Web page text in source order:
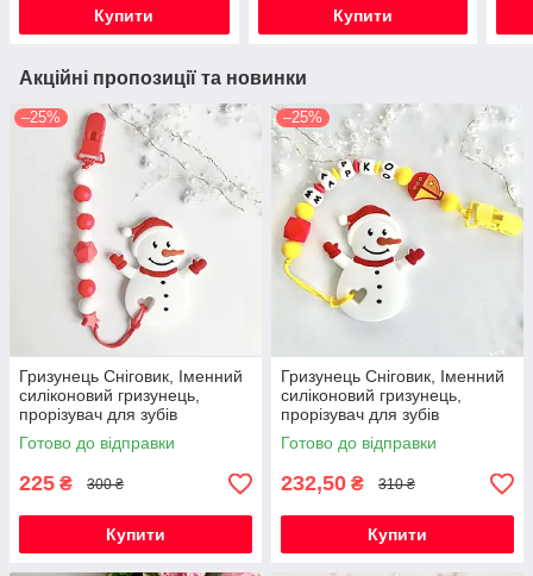
Купити Купити
Акційні пропозиції та новинки
–25%
Гризунець Сніговик, Іменний
силіконовий гризунець,
прорізувач для зубів
Готово до відправки
225 ₴ 300 ₴
Купити
–25%
Гризунець Сніговик, Іменний
силіконовий гризунець,
прорізувач для зубів
Готово до відправки
232,50 ₴ 310 ₴
Купити